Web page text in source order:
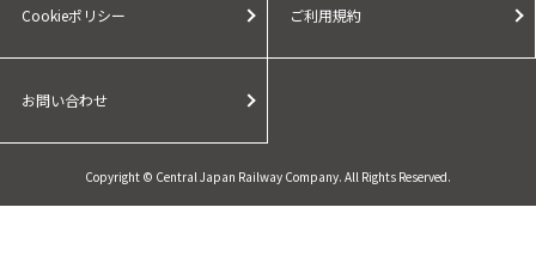
Cookieポリシー ご利用規約
お問い合わせ
Copyright © Central Japan Railway Company. All Rights Reserved.